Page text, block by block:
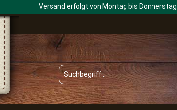
Versand erfolgt von Montag bis Donnerstag